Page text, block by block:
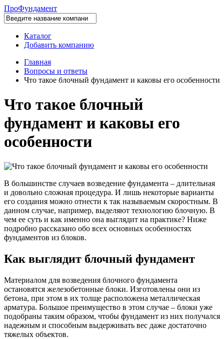
ПроФундамент
Каталог
Добавить компанию
Главная
Вопросы и ответы
Что такое блочный фундамент и каковы его особенности
Что такое блочный
фундамент и каковы его
особенности
В большинстве случаев возведение фундамента – длительная
и довольно сложная процедура. И лишь некоторые варианты
его создания можно отнести к так называемым скоростным. В
данном случае, например, выделяют технологию блочную. В
чем ее суть и как именно она выглядит на практике? Ниже
подробно рассказано обо всех основных особенностях
фундаментов из блоков.
Как выглядит блочный фундамент
Материалом для возведения блочного фундамента
остановятся железобетонные блоки. Изготовлены они из
бетона, при этом в их толще расположена металлическая
арматура. Большое преимущество в этом случае – блоки уже
подобраны таким образом, чтобы фундамент из них получался
надежным и способным выдерживать вес даже достаточно
тяжелых объектов.